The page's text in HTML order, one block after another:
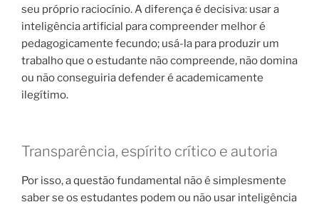
seu próprio raciocínio. A diferença é decisiva: usar a
inteligência artificial para compreender melhor é
pedagogicamente fecundo; usá-la para produzir um
trabalho que o estudante não compreende, não domina
ou não conseguiria defender é academicamente
ilegítimo.
Transparência, espírito crítico e autoria
Por isso, a questão fundamental não é simplesmente
saber se os estudantes podem ou não usar inteligência